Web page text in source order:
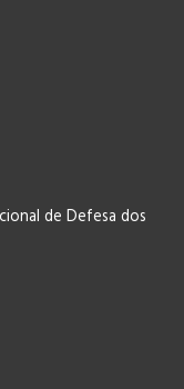
de Defesa dos